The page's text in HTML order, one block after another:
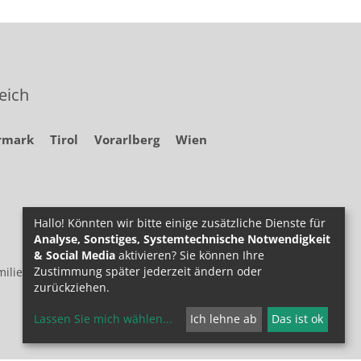
Tirol Vorarlberg Wien
Hallo! Könnten wir bitte einige zusätzliche Dienste für
Analyse, Sonstiges, Systemtechnische Notwendigkeit
& Social Media aktivieren? Sie können Ihre
Zustimmung später jederzeit ändern oder
zurückziehen.
Lassen Sie mich wählen... Ich lehne ab Das ist ok